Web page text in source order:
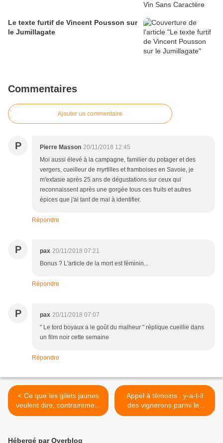
Le texte furtif de Vincent Pousson sur
le Jumillagate
Commentaires
Ajouter un commentaire
P Pierre Masson 20/11/2018 12:45
Moi aussi élevé à la campagne, familier du potager et des
vergers, cueilleur de myrtilles et framboises en Savoie, je
m'extasie après 25 ans de dégustations sur ceux qui
reconnaissent après une gorgée tous ces fruits et autres
épices que j'ai tant de mal à identifier.
Répondre
P pax 20/11/2018 07:21
Bonus ? L'article de la mort est féminin...
Répondre
P pax 20/11/2018 07:07
" Le tord boyaux a le goût du malheur " réplique cueillie dans
un film noir cette semaine
Répondre
< Ce que les gilets jaunes
veulent dire, contrairement
à Onfray, Zemmour&Co, les
Appel à témoins : y-a-t-il
des vignerons parmi les
gilets jaunes ? >
Hébergé par Overblog